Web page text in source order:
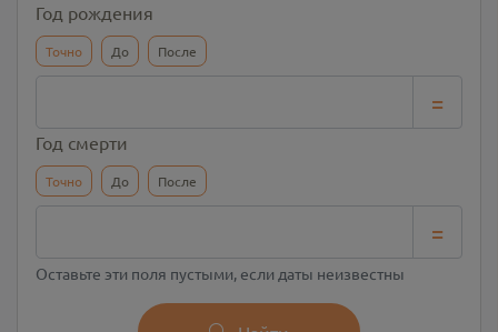
Год рождения
Точно До После
=
Год смерти
Точно До После
=
Оставьте эти поля пустыми, если даты неизвестны